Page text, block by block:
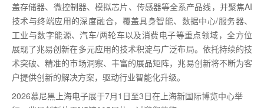
盖存储器、微控制器、模拟芯片、传感器等全系产品线，并聚焦AI
技术与终端应用的深度融合，覆盖具身智能、数据中心/服务器、
工业与数字能源、汽车/两轮车以及消费电子等重点领域，全方位
展现了兆易创新在多元应用的技术积淀与广泛布局。依托持续的技
术突破、精准的市场洞察、丰富的展品矩阵，兆易创新将不断为客
户提供创新的解决方案，驱动行业智能化升级。
2026慕尼黑上海电子展于7月1日至3日在上海新国际博览中心举